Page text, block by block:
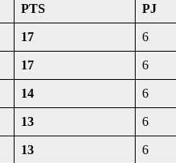
PTS PJ
17 6
17 6
14 6
13 6
13 6